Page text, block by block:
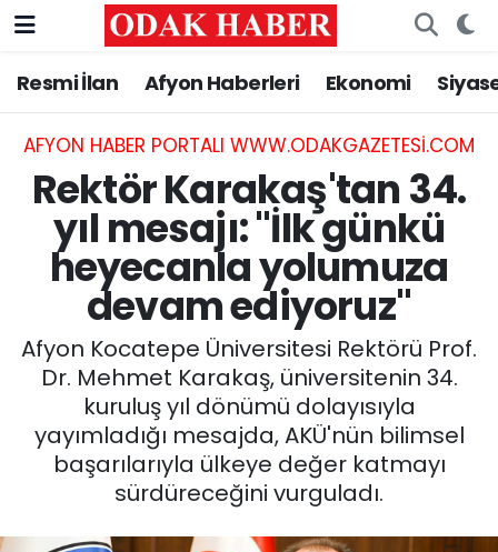
Resmi İlan Afyon Haberleri Ekonomi
AFYON HABER PORTALI WWW.ODAKGAZETESI.COM
Rektör Karakaş'tan 34.
yıl mesajı: "İlk günkü
heyecanla yolumuza
devam ediyoruz"
Afyon Kocatepe Üniversitesi Rektörü Prof.
Dr. Mehmet Karakaş, üniversitenin 34.
kuruluş yıl dönümü dolayısıyla
yayımladığı mesajda, AKÜ'nün bilimsel
başarılarıyla ülkeye değer katmayı
sürdüreceğini vurguladı.
AFYONKARAHİSAR HABERLERİ
Resmi İlan
ASAYİŞ
GÜNCEL
SİYASET
EĞİTİM
MAGAZİN
SAĞLIK
SPOR
Nöbetçi Eczaneler
Hava Durumu
Trafik Durumu
Süper Lig Puan Durumu ve Fikstür
Tüm Manşetler
Son Dakika Haberleri
Haber Arşivi